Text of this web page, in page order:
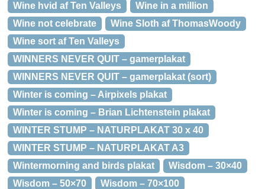
Wine hvid af Ten Valleys
Wine in a million
Wine not celebrate
Wine Sloth af ThomasWoody
Wine sort af Ten Valleys
WINNERS NEVER QUIT – gamerplakat
WINNERS NEVER QUIT – gamerplakat (sort)
Winter is coming – Airpixels plakat
Winter is coming – Brian Lichtenstein plakat
WINTER STUMP – NATURPLAKAT 30 x 40
WINTER STUMP – NATURPLAKAT A3
Wintermorning and birds plakat
Wisdom – 30×40
Wisdom – 50×70
Wisdom – 70×100